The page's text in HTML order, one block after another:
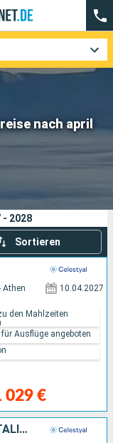
nach april
- 2028
Sortieren
Athen 10.04.2027
029 €
den Mahlzeiten
Ausflüge angeboten
TÜRKEI, KROATIEN, MONTENEGRO, ITALIEN, GRIECHENLAND